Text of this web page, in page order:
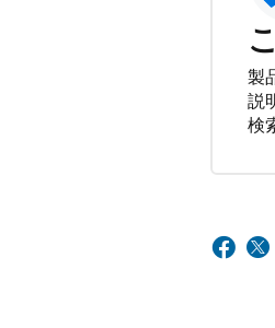
製
説
検